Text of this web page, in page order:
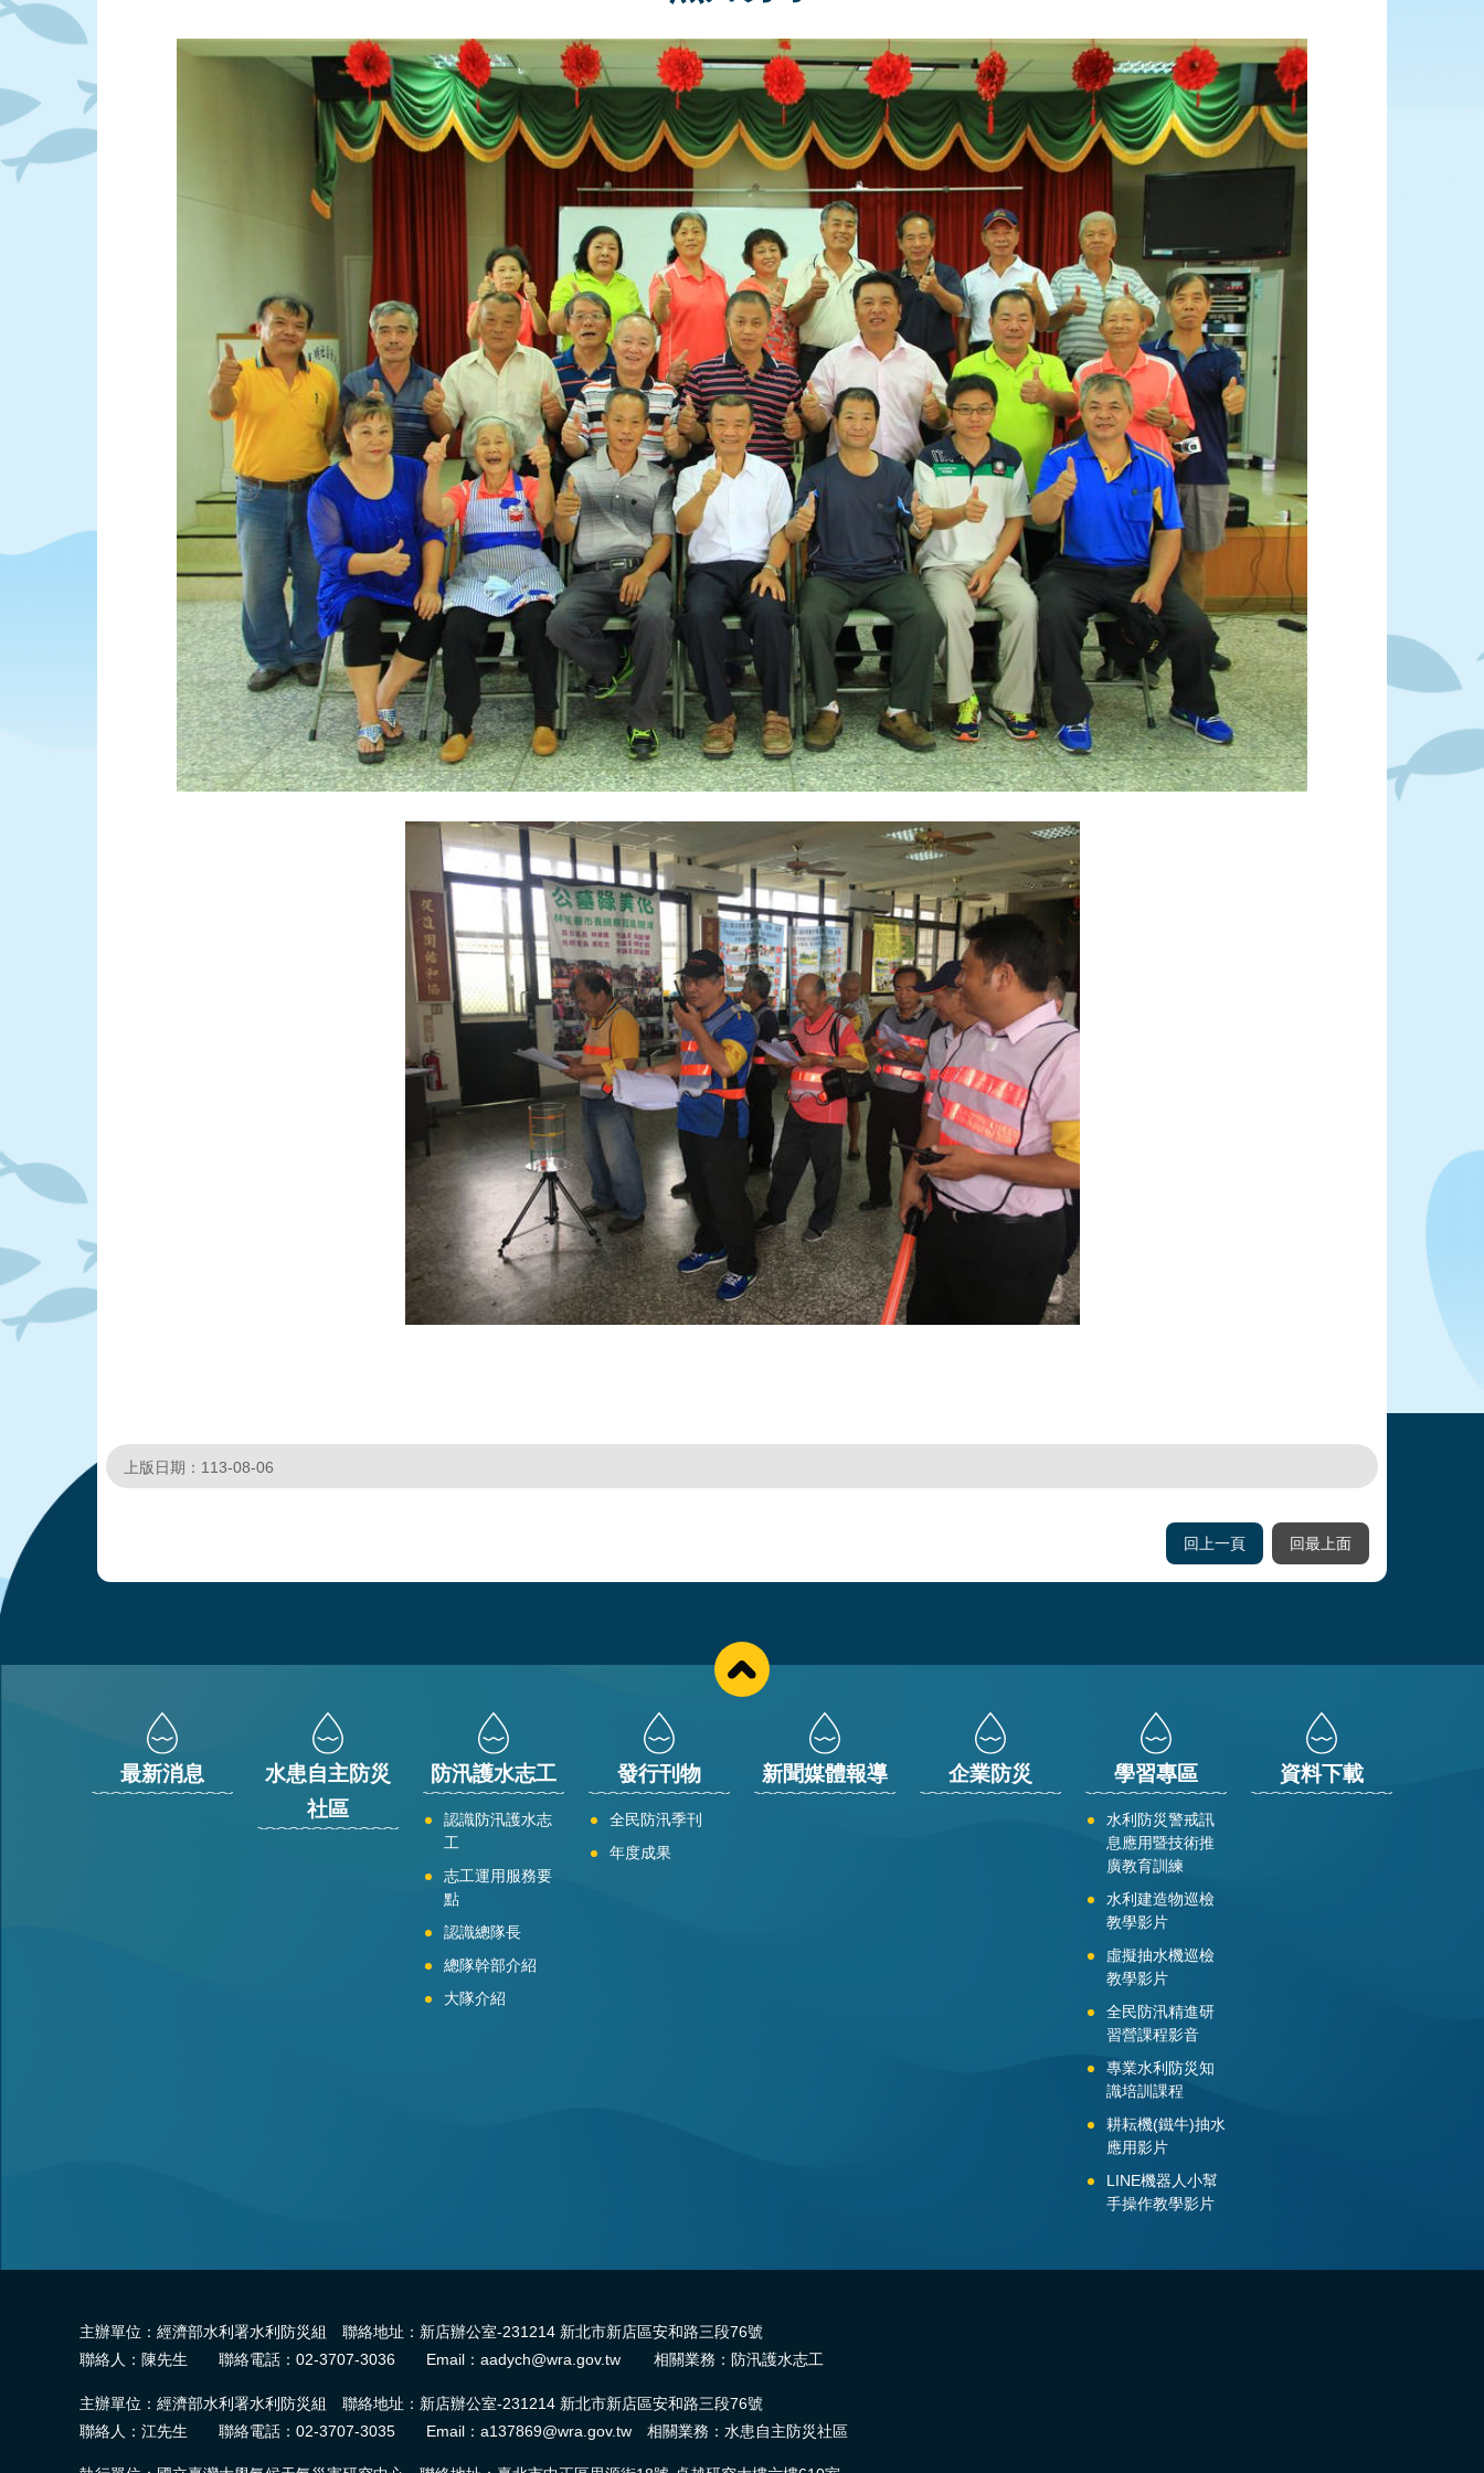
上版日期：113-08-06
回上一頁 回最上面
最新消息
水患自主防災
社區
防汛護水志工
認識防汛護水志
工
志工運用服務要
點
認識總隊長
總隊幹部介紹
大隊介紹
發行刊物
全民防汛季刊
年度成果
新聞媒體報導 企業防災 學習專區
水利防災警戒訊
息應用暨技術推
廣教育訓練
水利建造物巡檢
教學影片
虛擬抽水機巡檢
教學影片
全民防汛精進研
習營課程影音
專業水利防災知
識培訓課程
耕耘機(鐵牛)抽水
應用影片
LINE機器人小幫
手操作教學影片
資料下載
主辦單位：經濟部水利署水利防災組 聯絡地址：新店辦公室-231214 新北市新店區安和路三段76號
聯絡人：陳先生 聯絡電話：02-3707-3036 Email：aadych@wra.gov.tw 相關業務：防汛護水志工
主辦單位：經濟部水利署水利防災組 聯絡地址：新店辦公室-231214 新北市新店區安和路三段76號
聯絡人：江先生 聯絡電話：02-3707-3035 Email：a137869@wra.gov.tw 相關業務：水患自主防災社區